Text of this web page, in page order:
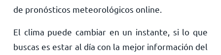
de pronósticos meteorológicos online.
El clima puede cambiar en un instante, si lo que
buscas es estar al día con la mejor información del